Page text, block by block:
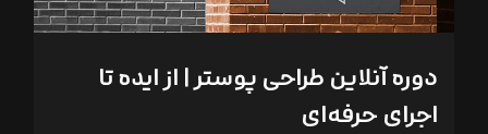
دوره آنلاین طراحی پوستر | از ایده تا
اجرای حرفه‌ای